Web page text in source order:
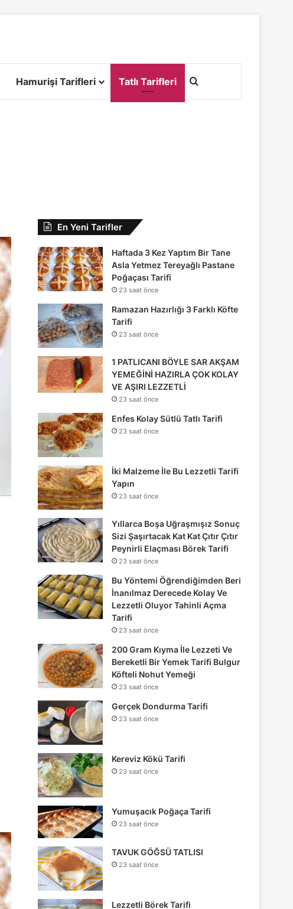
Hamurişi Tarifleri Tatlı Tarifleri
En Yeni Tarifler
Haftada 3 Kez Yaptım Bir Tane
Asla Yetmez Tereyağlı Pastane
Poğaçası Tarifi
23 saat önce
Ramazan Hazırlığı 3 Farklı Köfte
Tarifi
23 saat önce
1 PATLICANI BÖYLE SAR AKŞAM
YEMEĞİNİ HAZIRLA ÇOK KOLAY
VE AŞIRI LEZZETLİ
23 saat önce
Enfes Kolay Sütlü Tatlı Tarifi
23 saat önce
İki Malzeme İle Bu Lezzetli Tarifi
Yapın
23 saat önce
Yıllarca Boşa Uğraşmışız Sonuç
Sizi Şaşırtacak Kat Kat Çıtır Çıtır
Peynirli Elaçması Börek Tarifi
23 saat önce
Bu Yöntemi Öğrendiğimden Beri
İnanılmaz Derecede Kolay Ve
Lezzetli Oluyor Tahinli Açma
Tarifi
23 saat önce
200 Gram Kıyma İle Lezzeti Ve
Bereketli Bir Yemek Tarifi Bulgur
Köfteli Nohut Yemeği
23 saat önce
Gerçek Dondurma Tarifi
23 saat önce
Kereviz Kökü Tarifi
23 saat önce
Yumuşacık Poğaça Tarifi
23 saat önce
TAVUK GÖĞSÜ TATLISI
23 saat önce
Lezzetli Börek Tarifi